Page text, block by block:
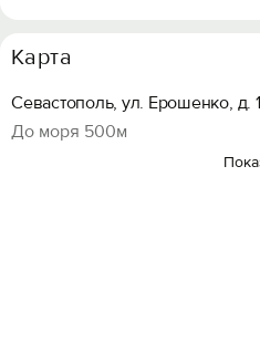
Карта
Севастополь, ул. Ерошенко, д.
До моря 500м